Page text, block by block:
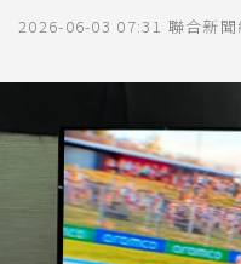
2026-06-03 07:31 聯合新聞